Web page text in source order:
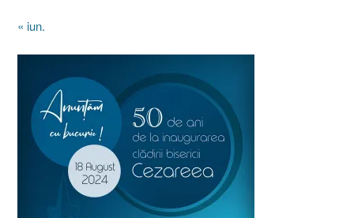
« iun.